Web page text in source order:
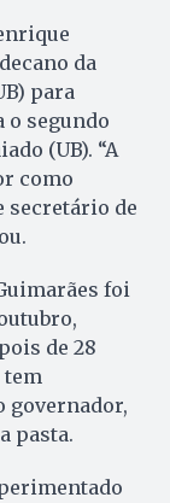
da
para
o segundo
(UB). “A
como
secretário de
foi
de 28
tem
governador,
pasta.